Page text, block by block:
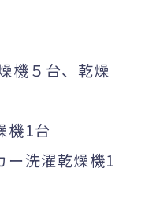
台、乾燥
台
乾燥機1